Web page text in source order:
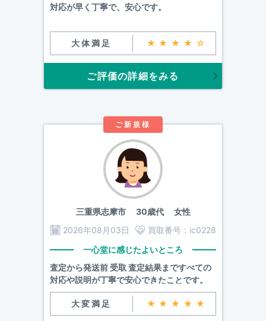
対応が早く丁寧で、安心です。
大体満足 ★★★★☆
ご評価の詳細をみる
ご新規様
三重県志摩市30歳代 女性
2026年08月03日
買取番号： ic0228
一心堂に感じたよいところ
査定から発送前 受取 査定結果まですべての
対応や説明が丁寧で安心できたことです。
大変満足 ★★★★★